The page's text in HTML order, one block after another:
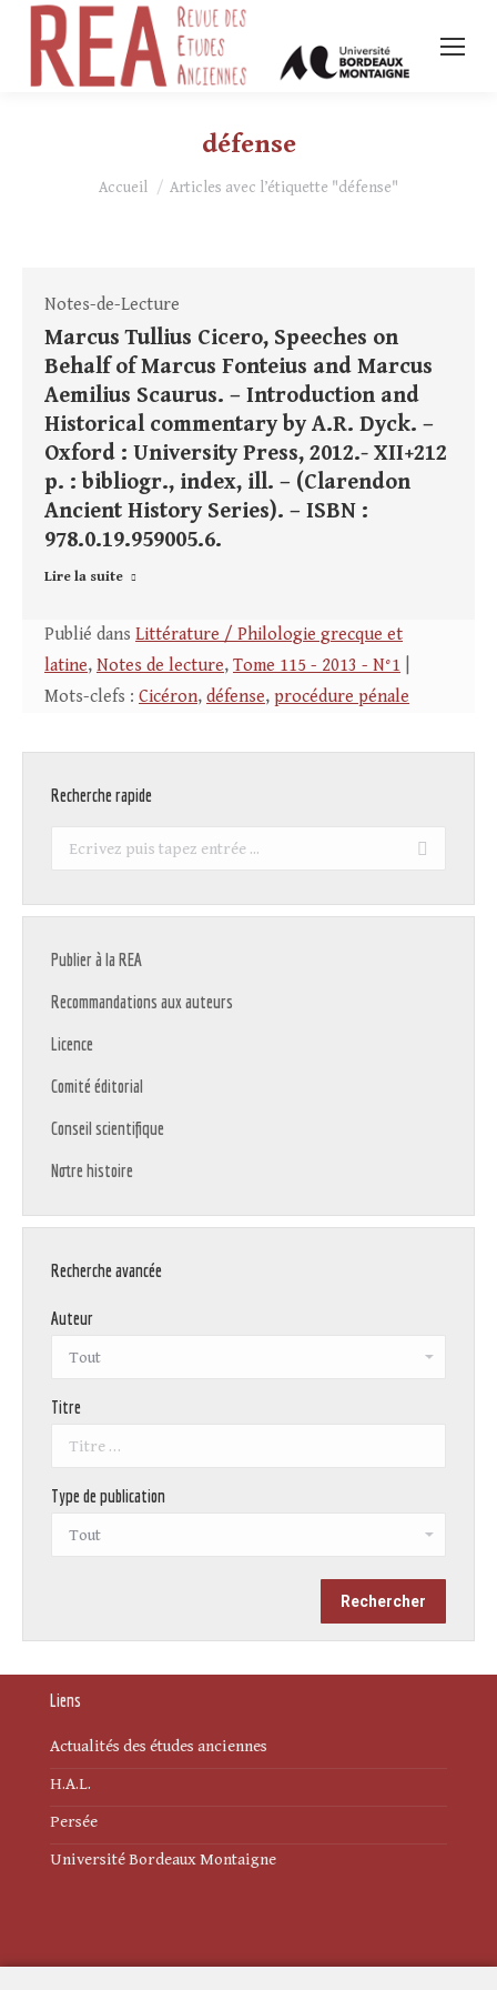
défense
Vous êtes ici :
Accueil Articles avec l’étiquette "défense"
Notes-de-Lecture
Marcus Tullius Cicero, Speeches on
Behalf of Marcus Fonteius and Marcus
Aemilius Scaurus. – Introduction and
Historical commentary by A.R. Dyck. –
Oxford : University Press, 2012.- XII+212
p. : bibliogr., index, ill. – (Clarendon
Ancient History Series). – ISBN :
978.0.19.959005.6.
Lire la suite
Publié dans Littérature / Philologie grecque et
latine, Notes de lecture, Tome 115 - 2013 - N°1
Mots-clefs : Cicéron, défense, procédure pénale
Recherche rapide
Recherche
Publier à la REA
Recommandations aux auteurs
Licence
Comité éditorial
Conseil scientifique
Notre histoire
Recherche avancée
Auteur
Titre
Type de publication
Liens
Actualités des études anciennes
H.A.L.
Persée
Université Bordeaux Montaigne